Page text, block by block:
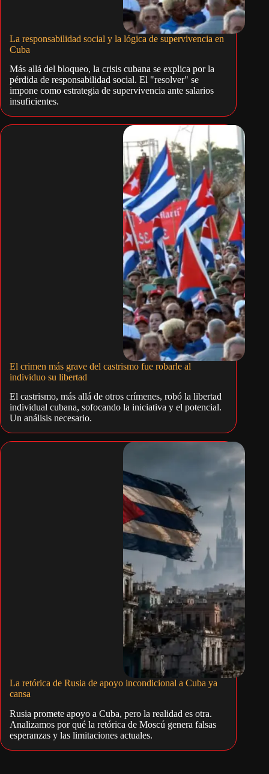
La responsabilidad social y la lógica de supervivencia en
Cuba
Más allá del bloqueo, la crisis cubana se explica por la
pérdida de responsabilidad social. El "resolver" se
impone como estrategia de supervivencia ante salarios
insuficientes.
El crimen más grave del castrismo fue robarle al
individuo su libertad
El castrismo, más allá de otros crímenes, robó la libertad
individual cubana, sofocando la iniciativa y el potencial.
Un análisis necesario.
La retórica de Rusia de apoyo incondicional a Cuba ya
cansa
Rusia promete apoyo a Cuba, pero la realidad es otra.
Analizamos por qué la retórica de Moscú genera falsas
esperanzas y las limitaciones actuales.